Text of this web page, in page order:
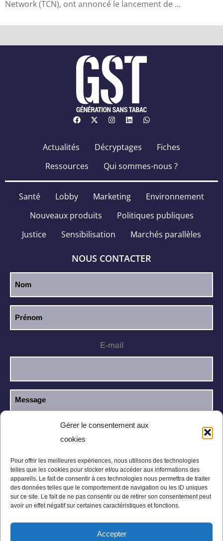
Gérer le consentement aux
cookies
Pour offrir les meilleures expériences, nous utilisons des technologies
telles que les cookies pour stocker et/ou accéder aux informations des
appareils. Le fait de consentir à ces technologies nous permettra de traiter
des données telles que le comportement de navigation ou les ID uniques
sur ce site. Le fait de ne pas consentir ou de retirer son consentement peut
avoir un effet négatif sur certaines caractéristiques et fonctions.
Accepter
Network (TCN), ont annoncé le lancement de ...
Actualités Décryptages
Fiches
Ressources
Qui sommes-nous ?
Santé Lobby Marketing
Environnement
Nouveaux produits
Politiques publiques
Justice
Sensibilisation Marchés parallèles
NOUS CONTACTER
E-mail
confidentialité.